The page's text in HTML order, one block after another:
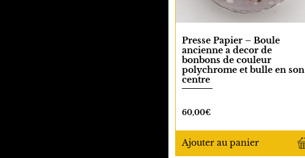
Presse Papier – Boule
ancienne a decor de
bonbons de couleur
polychrome et bulle en son
centre
60,00€
Ajouterau panier